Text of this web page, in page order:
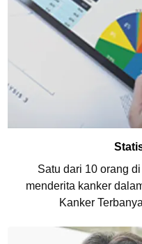
Satu dari 10 orang
menderita kanker
Kanker